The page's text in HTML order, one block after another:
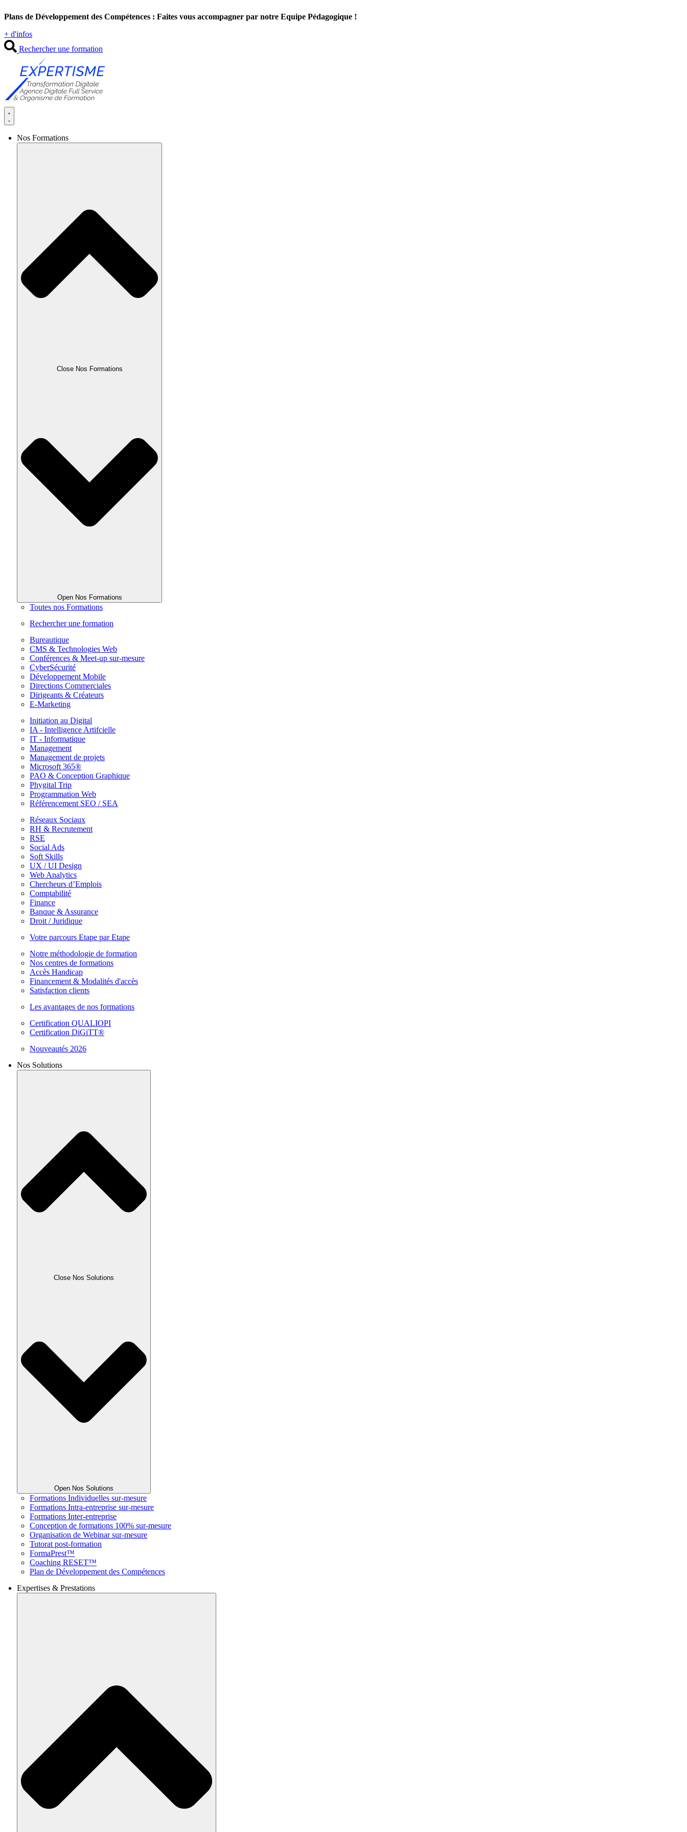
au
Plans de Développement des Compétences : Faites vous accompagner par notre Equipe Pédagogique !
+ d'infos
Rechercher une formation
Nos Formations
Close Nos Formations
Open Nos Formations
Toutes nos Formations
Rechercher une formation
Bureautique
CMS & Technologies Web
Conférences & Meet-up sur-mesure
CyberSécurité
Développement Mobile
Directions Commerciales
Dirigeants & Créateurs
E-Marketing
Initiation au Digital
IA - Intelligence Artifcielle
IT - Informatique
Management
Management de projets
Microsoft 365®
PAO & Conception Graphique
Phygital Trip
Programmation Web
Référencement SEO / SEA
Réseaux Sociaux
RH & Recrutement
RSE
Social Ads
Soft Skills
UX / UI Design
Web Analytics
Chercheurs d’Emplois
Comptabilité
Finance
Banque & Assurance
Droit / Juridique
Votre parcours Etape par Etape
Notre méthodologie de formation
Nos centres de formations
Accès Handicap
Financement & Modalités d'accès
Satisfaction clients
Les avantages de nos formations
Certification QUALIOPI
Certification DiGiTT®
Nouveautés 2026
Nos Solutions
Close Nos Solutions
Open Nos Solutions
Formations Individuelles sur-mesure
Formations Intra-entreprise sur-mesure
Formations Inter-entreprise
Conception de formations 100% sur-mesure
Organisation de Webinar sur-mesure
Tutorat post-formation
FormaPrest™
Coaching RESET™
Plan de Développement des Compétences
Expertises & Prestations